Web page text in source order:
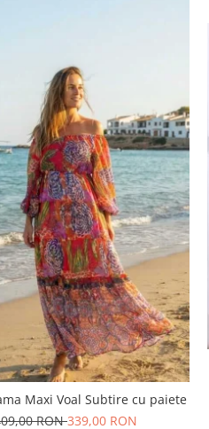
Maxi Voal Subtire cu paiete
RON339,00 RON